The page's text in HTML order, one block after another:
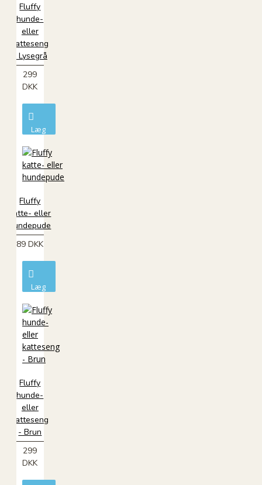
Fluffy
hunde-
eller
katteseng
- Lysegrå
299
DKK
Læg
kurv
Fluffy
katte- eller
hundepude
89 DKK
Læg
kurv
Fluffy
hunde-
eller
katteseng
- Brun
299
DKK